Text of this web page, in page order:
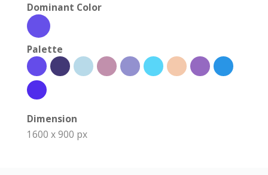
Dominant Color
Palette
Dimension
1600 x 900 px